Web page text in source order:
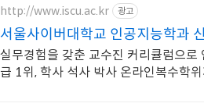
http://www.iscu.ac.kr 광고
서울사이버대학교 인공지능학과
실무경험을 갖춘 교수진 커리큘럼으로
급 1위, 학사 석사 박사 온라인복수학위